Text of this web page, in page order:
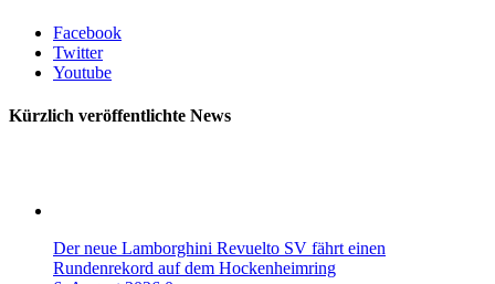
Facebook
Twitter
Youtube
Kürzlich veröffentlichte News
Der neue Lamborghini Revuelto SV fährt einen
Rundenrekord auf dem Hockenheimring